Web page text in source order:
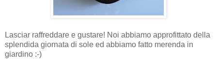
Lasciar raffreddare e gustare! Noi abbiamo approfittato della
splendida giornata di sole ed abbiamo fatto merenda in
giardino :-)